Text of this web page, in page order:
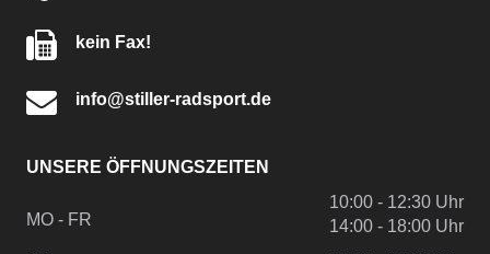
kein Fax!
info@stiller-radsport.de
UNSERE ÖFFNUNGSZEITEN
MO - FR
10:00 - 12:30 Uhr
14:00 - 18:00 Uhr